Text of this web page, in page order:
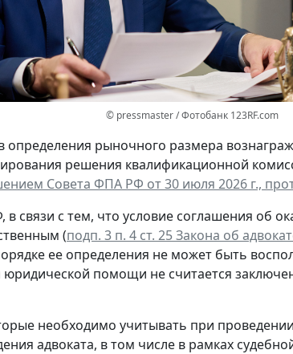
© pressmaster / Фотобанк 123RF.com
определения рыночного размера
решения квалификационной
Совета ФПА РФ от 30 июля 2026 г.,
связи с тем, что условие соглашения об
(подп. 3 п. 4 ст. 25 Закона об
ее определения не может быть
юридической помощи не считается
необходимо учитывать при
адвоката, в том числе в рамках